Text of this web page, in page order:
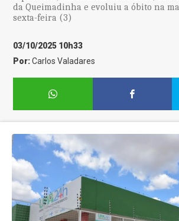
da Queimadinha e evoluiu a óbito na
sexta-feira (3)
03/10/2025 10h33
Por:Carlos Valadares